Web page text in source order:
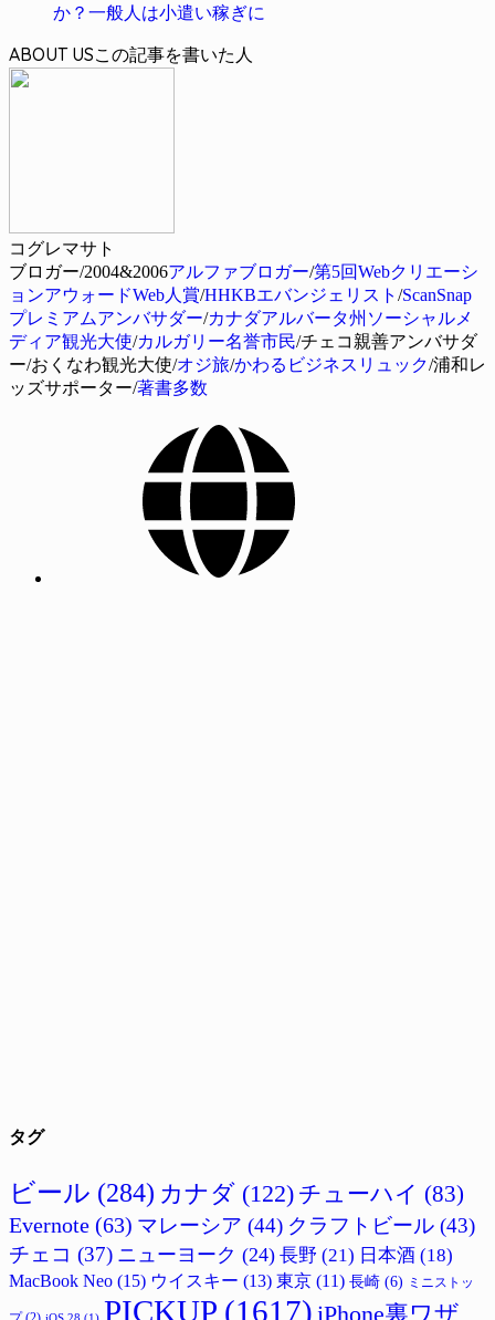
か？一般人は小遣い稼ぎに
ABOUT US
コグレマサト
ブロガー/2004&2006アルファブロガー/第5回Webクリエーシ
ョンアウォードWeb人賞/HHKBエバンジェリスト /ScanSnap
プレミアムアンバサダー/カナダアルバータ州ソーシャルメ
ディア観光大使/カルガリー名誉市民/チェコ親善アンバサダ
ー/おくなわ観光大使/オジ旅/かわるビジネスリュック/浦和レ
ッズサポーター/著書多数
タグ
ビール (284) カナダ (122) チューハイ (83)
Evernote (63) マレーシア (44) クラフトビール (43)
チェコ (37) ニューヨーク (24) 長野 (21) 日本酒 (18)
MacBook Neo (15) ウイスキー (13) 東京 (11) 長崎 (6) ミニストッ
PICKUP (1617) iPhone裏ワザ